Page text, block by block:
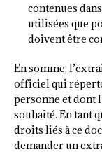
contenues
utilisées que
doivent être
En somme,
officiel qui
personne et dont
souhaité. En tant
droits liés à ce
demander un